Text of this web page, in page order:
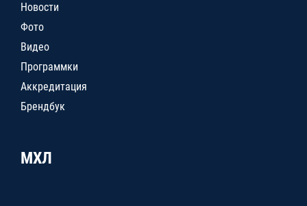
Новости
Фото
Видео
Программки
Аккредитация
Брендбук
МХЛ